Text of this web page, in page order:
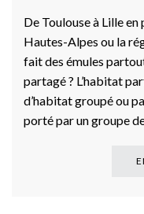
De Toulouse à Lille
Hautes-Alpes ou la
fait des émules
partagé ? L’habitat
d’habitat groupé ou
porté par un groupe